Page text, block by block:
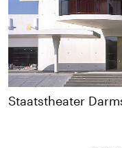
Staatstheater